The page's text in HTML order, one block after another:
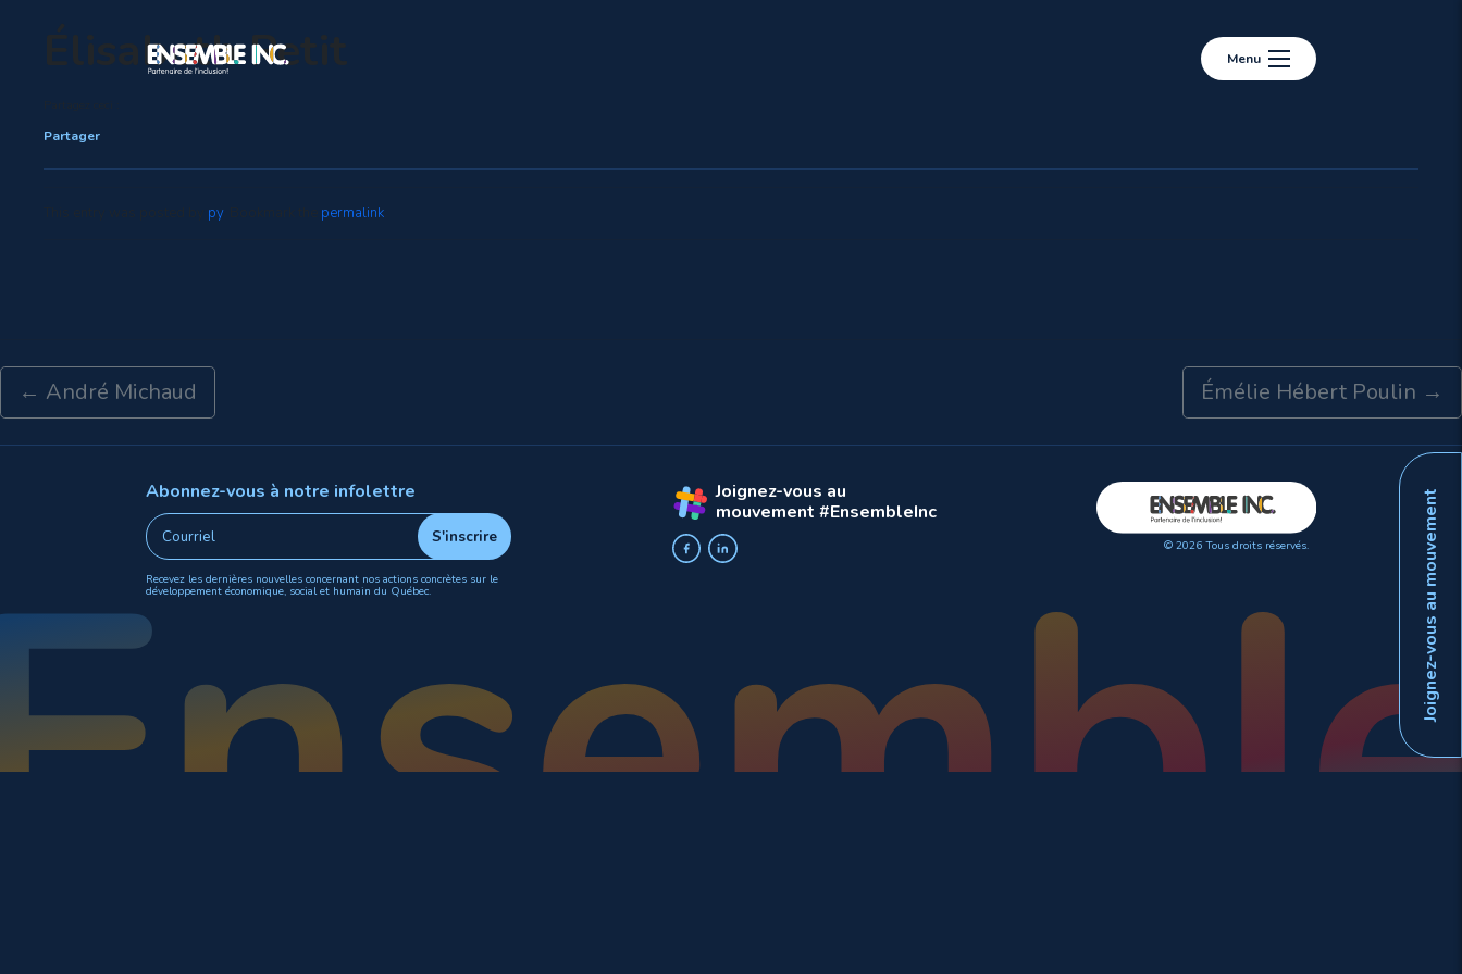
Joignez-vous au mouvement
Menu
Élisabeth Petit
Partager
py. Bookmark the permalink
← André Michaud Émélie Hébert Poulin →
Abonnez-vous à notre infolettre
Recevez les dernières nouvelles concernant nos actions concrètes sur le
développement économique, social et humain du Québec.
Joignez-vous au
mouvement #EnsembleInc
© 2026 Tous droits réservés.